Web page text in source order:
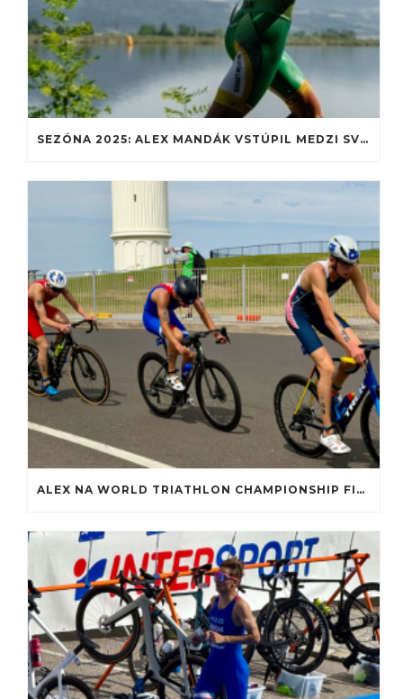
SEZÓNA 2025: ALEX MANDÁK VSTÚPIL MEDZI SVETOVÚ JUNIORSKÚ ELITU
ALEX NA WORLD TRIATHLON CHAMPIONSHIP FINALS 2025 – WOLLONGONG, AUSTRÁLIA